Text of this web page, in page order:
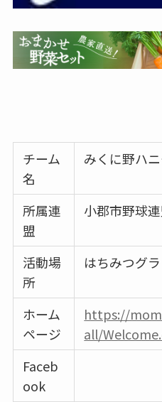
チーム
名
みくに野ハ
所属連
盟
小郡市野球
活動場
所
はちみつグ
ホーム
ページ
https://
all/
Faceb
ook